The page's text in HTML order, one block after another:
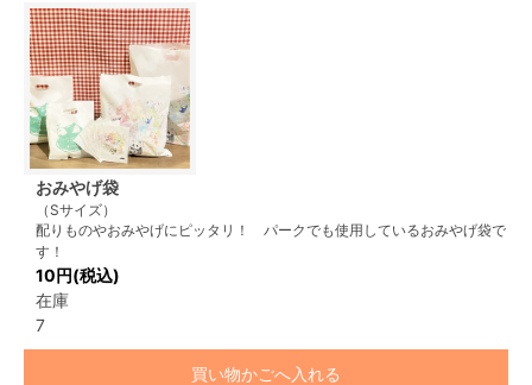
おみやげ袋
（Sサイズ）
配りものやおみやげにピッタリ！ パークでも使用しているおみやげ袋で
す！
10円(税込)
在庫
7
買い物かごへ入れる